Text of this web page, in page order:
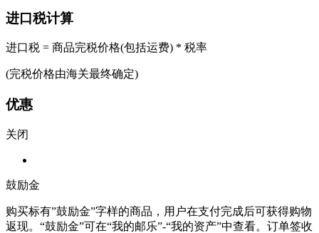
进口税计算
进口税 = 商品完税价格(包括运费) * 税率
(完税价格由海关最终确定)
优惠
关闭
鼓励金
购买标有”鼓励金”字样的商品，用户在支付完成后可获得购物
返现。“鼓励金”可在“我的邮乐”-“我的资产”中查看。订单签收